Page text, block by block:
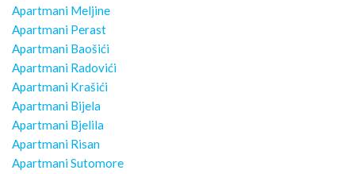
Apartmani Meljine
Apartmani Perast
Apartmani Baošići
Apartmani Radovići
Apartmani Krašići
Apartmani Bijela
Apartmani Bjelila
Apartmani Risan
Apartmani Sutomore